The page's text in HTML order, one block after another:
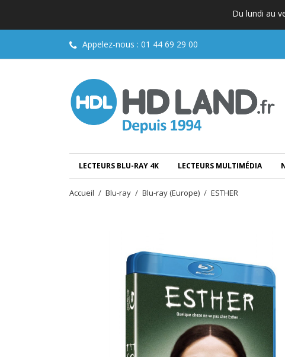
Du lundi au
Appelez-nous : 01 44 69 29 00
LECTEURS BLU-RAY 4K LECTEURS MULTIMÉDIA
Accueil Blu-ray Blu-ray (Europe) ESTHER